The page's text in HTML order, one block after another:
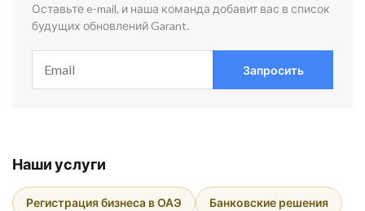
Оставьте e-mail, и наша команда добавит вас в список
будущих обновлений Garant.
Запросить
Наши услуги
Регистрация бизнеса в ОАЭ Банковские решения